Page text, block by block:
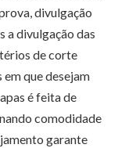
divulgação
a divulgação das
de corte
que desejam
é feita de
comodidade
garante